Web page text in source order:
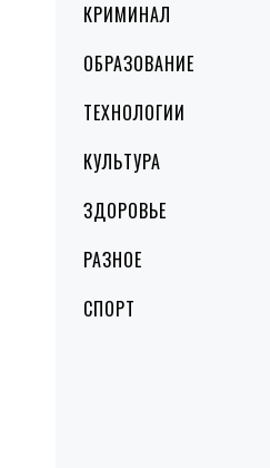
КРИМИНАЛ
ОБРАЗОВАНИЕ
ТЕХНОЛОГИИ
КУЛЬТУРА
ЗДОРОВЬЕ
РАЗНОЕ
СПОРТ